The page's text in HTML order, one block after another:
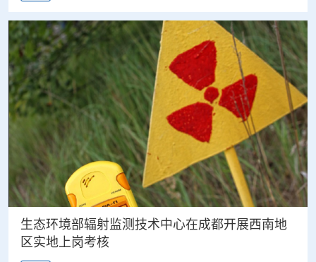
生态环境部辐射监测技术中心在成都开展西南地
区实地上岗考核